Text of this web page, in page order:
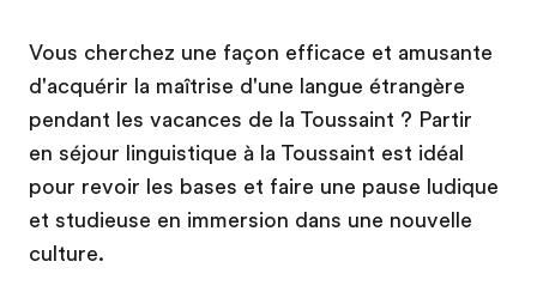
Vous cherchez une façon efficace et amusante
d'acquérir la maîtrise d'une langue étrangère
pendant les vacances de la Toussaint ? Partir
en séjour linguistique à la Toussaint est idéal
pour revoir les bases et faire une pause ludique
et studieuse en immersion dans une nouvelle
culture.